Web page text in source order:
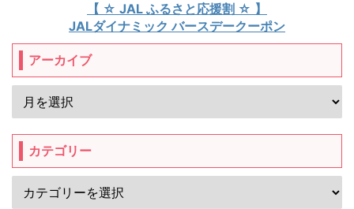
【 ☆ JAL ふるさと応援割 ☆ 】
JALダイナミック バースデークーポン
アーカイブ
カテゴリー